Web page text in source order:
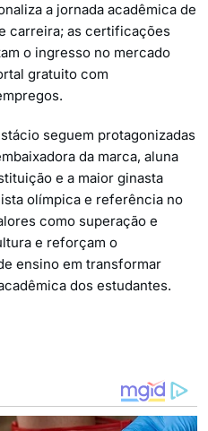
a jornada acadêmica de
carreira; as certificações
o ingresso no mercado
gratuito com
seguem protagonizadas
da marca, aluna
e a maior ginasta
olímpica e referência no
como superação e
e reforçam o
ensino em transformar
dos estudantes.